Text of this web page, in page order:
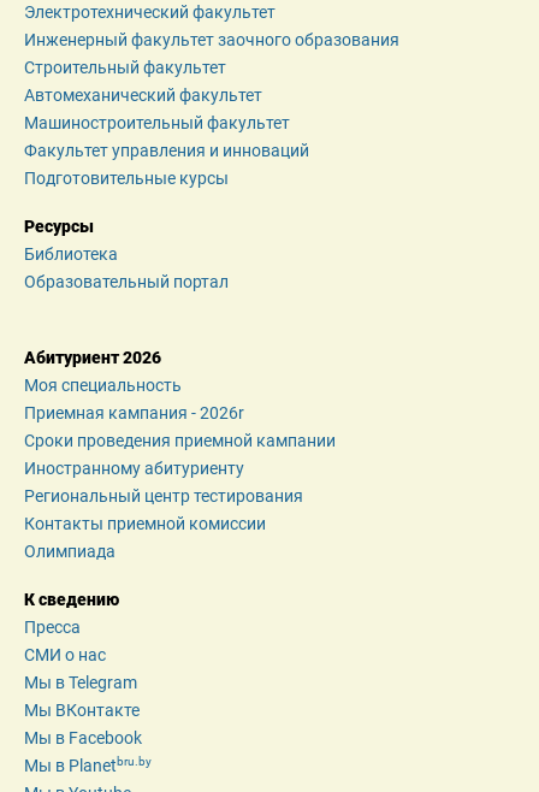
Электротехнический факультет
Инженерный факультет заочного образования
Строительный факультет
Автомеханический факультет
Машиностроительный факультет
Факультет управления и инноваций
Подготовительные курсы
Ресурсы
Библиотека
Образовательный портал
Абитуриент 2026
Моя специальность
Приемная кампания - 2026r
Сроки проведения приемной кампании
Иностранному абитуриенту
Региональный центр тестирования
Контакты приемной комиссии
Олимпиада
К сведению
Пресса
СМИ о нас
Мы в Telegram
Мы ВКонтакте
Мы в Facebook
Мы в Planetbru.by